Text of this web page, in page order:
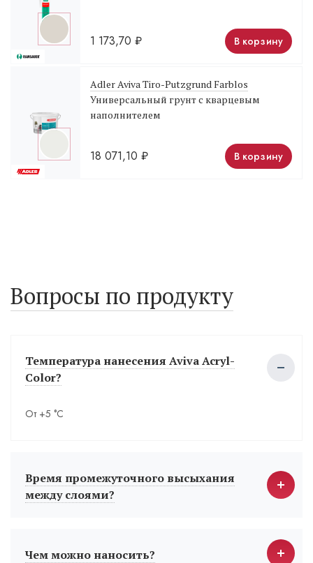
1 173,70 ₽ В корзину
Adler Aviva Tiro-Putzgrund Farblos
Универсальный грунт с кварцевым
наполнителем
18 071,10 ₽ В корзину
Вопросы по продукту
Температура нанесения Aviva Acryl-
Color?
От +5 °С
Время промежуточного высыхания
между слоями?
Чем можно наносить?